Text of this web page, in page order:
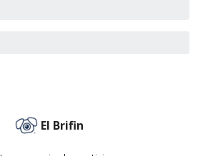
El Brifin